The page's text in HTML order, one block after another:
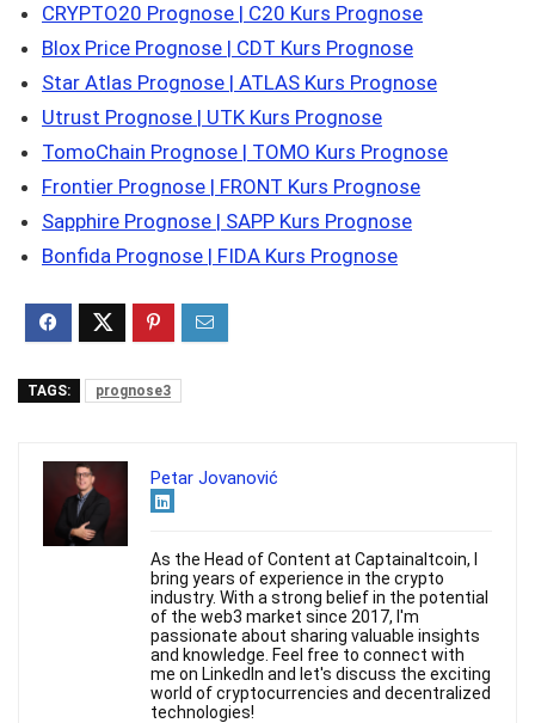
CRYPTO20 Prognose | C20 Kurs Prognose
Blox Price Prognose | CDT Kurs Prognose
Star Atlas Prognose | ATLAS Kurs Prognose
Utrust Prognose | UTK Kurs Prognose
TomoChain Prognose | TOMO Kurs Prognose
Frontier Prognose | FRONT Kurs Prognose
Sapphire Prognose | SAPP Kurs Prognose
Bonfida Prognose | FIDA Kurs Prognose
TAGS: prognose3
Petar Jovanović
As the Head of Content at Captainaltcoin, I
bring years of experience in the crypto
industry. With a strong belief in the potential
of the web3 market since 2017, I'm
passionate about sharing valuable insights
and knowledge. Feel free to connect with
me on LinkedIn and let's discuss the exciting
world of cryptocurrencies and decentralized
technologies!